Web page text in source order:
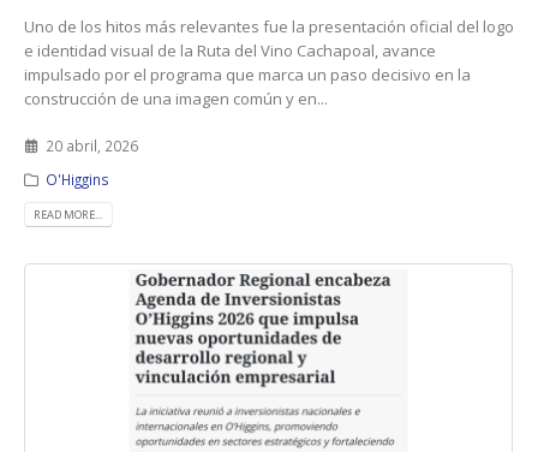
Uno de los hitos más relevantes fue la presentación oficial del logo
e identidad visual de la Ruta del Vino Cachapoal, avance
impulsado por el programa que marca un paso decisivo en la
construcción de una imagen común y en...
20 abril, 2026
O'Higgins
READ MORE...